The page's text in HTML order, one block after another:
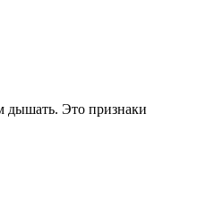
дышать. Это признаки